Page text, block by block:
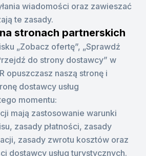
wiadomości oraz zawieszać
te zasady.
stronach partnerskich
„Zobacz ofertę”, „Sprawdź
do strony dostawcy” w
opuszczasz naszą stronę i
dostawcy usług
momentu:
mają zastosowanie warunki
zasady płatności, zasady
zasady zwrotu kosztów oraz
dostawcy usług turystycznych.